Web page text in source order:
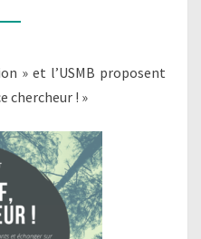
» et l’USMB proposent
chercheur ! »